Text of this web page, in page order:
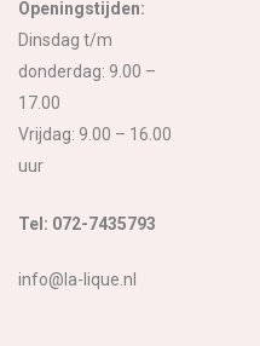
Openingstijden:
Dinsdag t/m
donderdag: 9.00 –
17.00
Vrijdag: 9.00 – 16.00
uur
Tel: 072-7435793
info@la-lique.nl